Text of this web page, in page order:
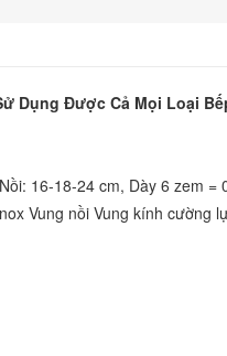
Dụng Được Cả Mọi Loại
16-18-24 cm, Dày 6 zem =
Vung nồi Vung kính